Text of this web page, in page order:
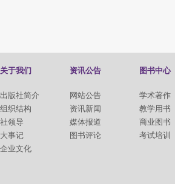
关于我们
出版社简介
组织结构
社领导
大事记
企业文化
资讯公告
网站公告
资讯新闻
媒体报道
图书评论
图书中心
学术著作
教学用书
商业图书
考试培训